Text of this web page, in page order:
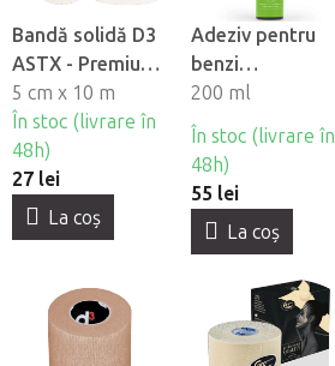
Bandă solidă D3
ASTX - Premium
Sport Tape, 5cm
5 cm x 10 m
În stoc (livrare în
48h)
27 lei
La coş
Adeziv pentru
benzi
kinesiologice
Fasciq® Pre-
Tape Adhesive
Spray
200 ml
În stoc (livrare în
48h)
55 lei
La coş